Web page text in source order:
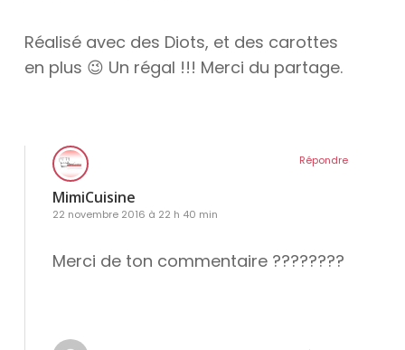
Réalisé avec des Diots, et des carottes
en plus 😉 Un régal !!! Merci du partage.
MimiCuisine
22 novembre 2016 à 22 h 40 min
Merci de ton commentaire ????????
Répondre